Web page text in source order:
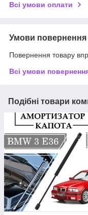
Всі умови оплати
Умови повернення
Повернення товару
Всі умови
Подібні товари